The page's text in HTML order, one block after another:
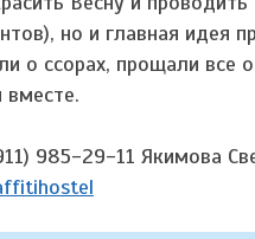
но и главная идея
о ссорах, прощали все
985-29-11 Якимова